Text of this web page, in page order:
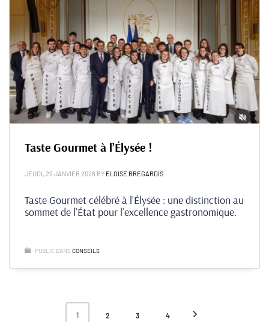
Taste Gourmet à l’Élysée !
JEUDI, 29 JANVIER 2026 BY ELOISE BREGARDIS
Taste Gourmet célébré à l’Élysée : une distinction au
sommet de l’État pour l’excellence gastronomique.
PUBLIÉ DANS CONSEILS
1 2 3 4